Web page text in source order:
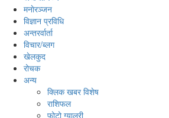
मनाेरञ्जन
विज्ञान प्रविधि
अन्तरर्वार्ता
विचार/ब्लग
खेलकुद
रोचक
अन्य
क्लिक खबर विशेष
राशिफल
फोटो ग्यालरी